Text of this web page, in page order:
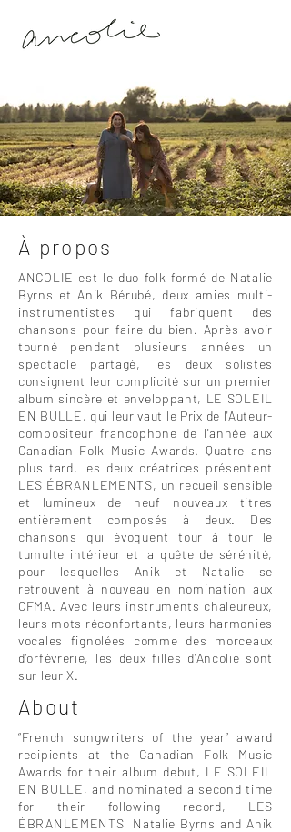
À propos
ANCOLIE est le duo folk formé de Natalie
Byrns et Anik Bérubé, deux amies multi-
instrumentistes qui fabriquent des
chansons pour faire du bien. Après avoir
tourné pendant plusieurs années un
spectacle partagé, les deux solistes
consignent leur complicité sur un premier
album sincère et enveloppant, LE SOLEIL
EN BULLE, qui leur vaut le Prix de l'Auteur-
compositeur francophone de l'année aux
Canadian Folk Music Awards. Quatre ans
plus tard, les deux créatrices présentent
LES ÉBRANLEMENTS, un recueil sensible
et lumineux de neuf nouveaux titres
entièrement composés à deux. Des
chansons qui évoquent tour à tour le
tumulte intérieur et la quête de sérénité,
pour lesquelles Anik et Natalie se
retrouvent à nouveau en nomination aux
CFMA. Avec leurs instruments chaleureux,
leurs mots réconfortants, leurs harmonies
vocales fignolées comme des morceaux
d’orfèvrerie, les deux filles d’Ancolie sont
sur leur X.
About
“French songwriters of the year” award
recipients at the Canadian Folk Music
Awards for their album debut, LE SOLEIL
EN BULLE, and nominated a second time
for their following record, LES
ÉBRANLEMENTS, Natalie Byrns and Anik